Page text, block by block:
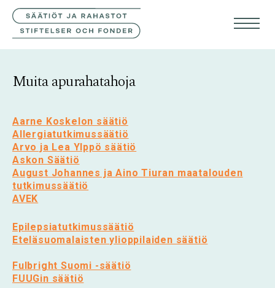
SVE
ENG
Muita apurahatahoja
Aarne Koskelon säätiö
Allergiatutkimussäätiö
Arvo ja Lea Ylppö säätiö
Askon Säätiö
August Johannes ja Aino Tiuran maatalouden
tutkimussäätiö
AVEK
Epilepsiatutkimussäätiö
Eteläsuomalaisten ylioppilaiden säätiö
Fulbright Suomi -säätiö
FUUGin säätiö